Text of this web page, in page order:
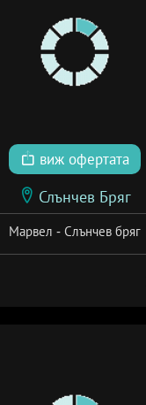
виж офертата
Слънчев Бряг
Марвел - Слънчев бряг